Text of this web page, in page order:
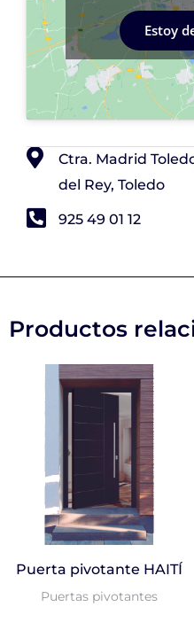
Estoy
Ctra. Madrid
del Rey, Toledo
925 49 01 12
Productos
Puerta pivotante HAITÍ
Puertas pivotantes